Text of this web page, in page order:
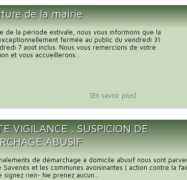
de la mairie
de la période estivale, nous vous informons que la
fermée au public du vendredi 31
7 août inclus. Nous vous remercions de votre
et vous accueillerons...
[En savoir plus]
VIGILANCE . SUSPICION DE
ABUSIF
de démarchage à domicile abusif nous sont
Savenès et les communes avoisinantes ( action contre la
signez rien- Ne prenez aucun...